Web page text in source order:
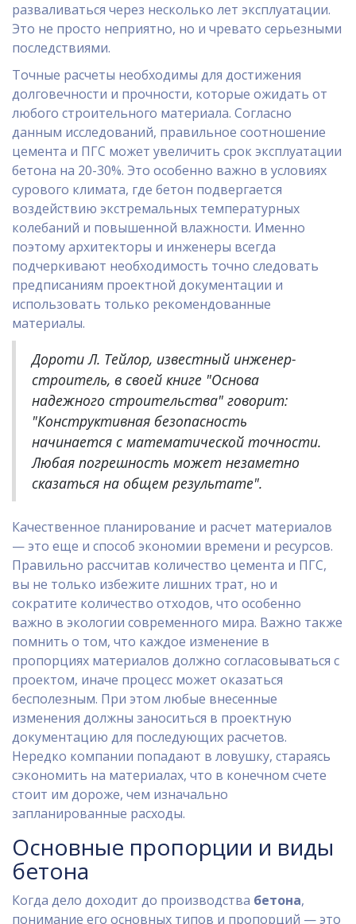
разваливаться через несколько лет эксплуатации.
Это не просто неприятно, но и чревато серьезными
последствиями.
Точные расчеты необходимы для достижения
долговечности и прочности, которые ожидать от
любого строительного материала. Согласно
данным исследований, правильное соотношение
цемента и ПГС может увеличить срок эксплуатации
бетона на 20-30%. Это особенно важно в условиях
сурового климата, где бетон подвергается
воздействию экстремальных температурных
колебаний и повышенной влажности. Именно
поэтому архитекторы и инженеры всегда
подчеркивают необходимость точно следовать
предписаниям проектной документации и
использовать только рекомендованные
материалы.
Дороти Л. Тейлор, известный инженер-
строитель, в своей книге "Основа
надежного строительства" говорит:
"Конструктивная безопасность
начинается с математической точности.
Любая погрешность может незаметно
сказаться на общем результате".
Качественное планирование и расчет материалов
— это еще и способ экономии времени и ресурсов.
Правильно рассчитав количество цемента и ПГС,
вы не только избежите лишних трат, но и
сократите количество отходов, что особенно
важно в экологии современного мира. Важно также
помнить о том, что каждое изменение в
пропорциях материалов должно согласовываться с
проектом, иначе процесс может оказаться
бесполезным. При этом любые внесенные
изменения должны заноситься в проектную
документацию для последующих расчетов.
Нередко компании попадают в ловушку, стараясь
сэкономить на материалах, что в конечном счете
стоит им дороже, чем изначально
запланированные расходы.
Основные пропорции и виды
бетона
Когда дело доходит до производства бетона,
понимание его основных типов и пропорций — это